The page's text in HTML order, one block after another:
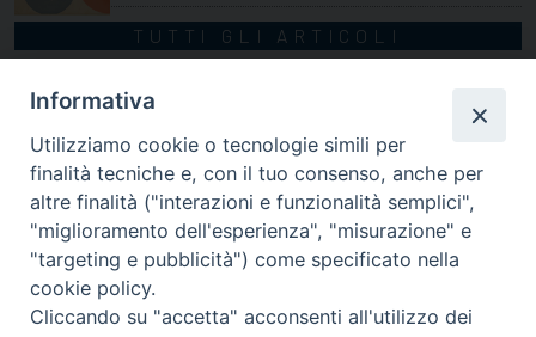
TUTTI GLI ARTICOLI
Informativa
Utilizziamo cookie o tecnologie simili per
finalità tecniche e, con il tuo consenso, anche per
altre finalità ("interazioni e funzionalità semplici",
"miglioramento dell'esperienza", "misurazione" e
"targeting e pubblicità") come specificato nella
cookie policy.
Cliccando su "accetta" acconsenti all'utilizzo dei